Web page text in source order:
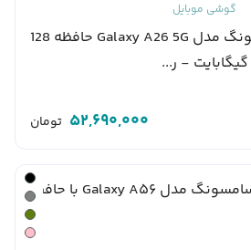
گوشی موبایل
گوشی موبایل سامسونگ مدل Galaxy A26 5G حافظه 128
گیگابایت - ر...
52,690,000 تومان